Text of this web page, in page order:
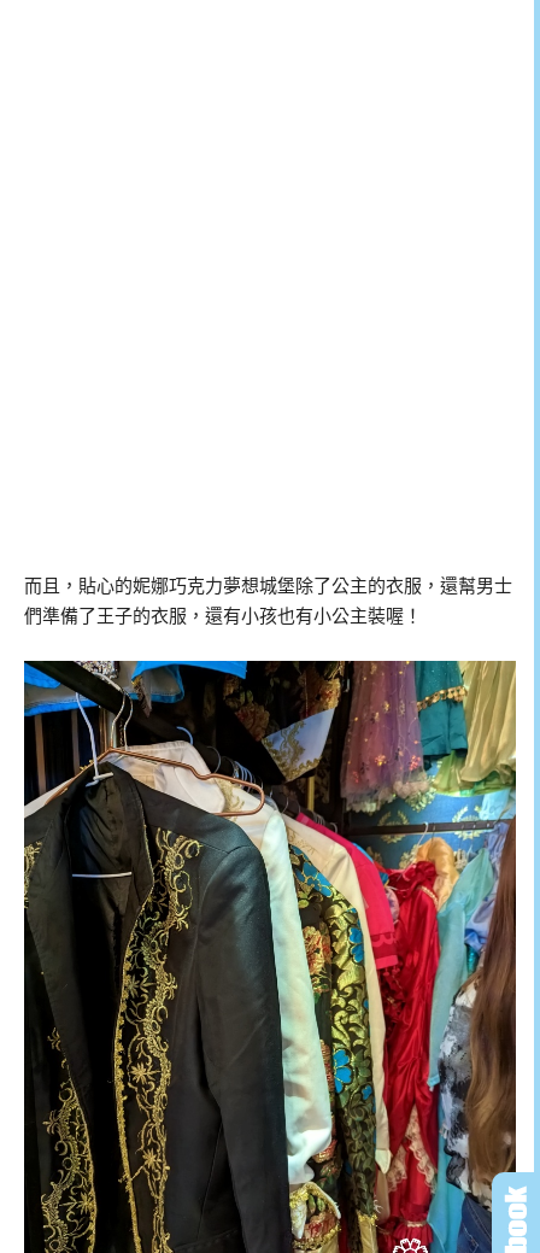
而且，貼心的妮娜巧克力夢想城堡除了公主的衣服，還幫男士
們準備了王子的衣服，還有小孩也有小公主裝喔！